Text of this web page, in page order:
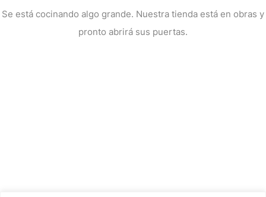
Se está cocinando algo grande. Nuestra tienda está en obras y
pronto abrirá sus puertas.